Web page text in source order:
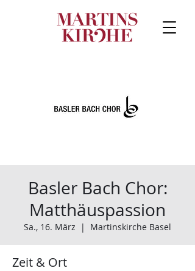
Basler Bach Chor:
Matthäuspassion
Sa., 16. März
  |
Martinskirche Basel
Zeit & Ort